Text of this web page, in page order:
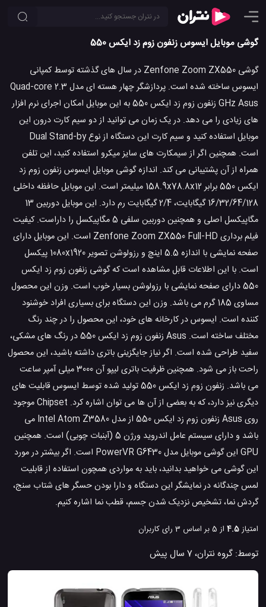
گوشی موبایل ایسوس زنفون زوم زد ایکس 550
گوشی Zenfone Zoom ZX550 در سال های گذشته توسط کمپانی
ایسوس ساخته شده است. پردازشگر چهار هسته ای مدل Quad-core 2.3
GHz Asus زنفون زوم زد ایکس 550 به این موبایل امکان اجرای نرم افزار
های زیادی را می دهد. در یک زمان می توانید از دو سیم کارت درون این
موبایل استفاده کنید و سیم کارت این دستگاه از نوع Dual Stand-by
است. همچنین اگر از سیمکارت های سایز میکرو استفاده کنید، این تلفن
همراه از آن پشتیبانی می کند. اندازه گوشی موبایل ایسوس زنفون زوم زد
ایکس 550 برابر 158.9x78.8x12 میلیمتر است. این موبایل حافظه داخلی
16/32/64/128 گیگابایت، 2/4 گیگابایت رم دارد. این موبایل دوربین 13
مگاپیکسل اصلی و همچنین دوربین سلفی 5 مگاپیکسل را داراست. کیفیت
فیلم برداری Zenfone Zoom ZX550 Full-HD است. این موبایل دارای
صفحه نمایشی با اندازه 5.5 اینچ و رزولوشن تصویر 1080x1920 پیکسل
است. با این اطلاعات قابل مشاهده است که گوشی زنفون زوم زد ایکس
550 دارای صفحه نمایشی با رزولوشن بسیار خوب است. وزن این محصول
مساوی 185 گرم می باشد. وزن این دستگاه برای بسیاری افراد خوشنود
کننده است. ایسوس در کارخانه های خود، این محصول را در چند رنگ
مختلف ساخته است. Asus زنفون زوم زد ایکس 550 در رنگ های مشکی،
سفید طراحی شده است. اگر نیاز جایگزینی باتری داشته باشید، این محصول
راحت باز می شود. همچنین ظرفیت باتری لیپو آن 3000 میلی آمپر ساعت
می باشد. زنفون زوم زد ایکس 550 تولید شده توسط ایسوس قابلیت های
دیگری نیز دارد، که به بعضی از آن ها می توان اشاره کرد. Chipset موجود
روی Asus زنفون زوم زد ایکس 550 از مدل Intel Atom Z3580 می
باشد و دارای سیستم عامل اندروید ورژن 5 (آبنبات چوبی) است. همچنین
GPU این گوشی موبایل مدل PowerVR G6430 است. اگر بیشتر در مورد
این گوشی می خواهید بدانید، باید به مواردی همچون استفاده از قابلیت
لمس چندگانه در نمایشگر این دستگاه و دارا بودن حسگر های شتاب سنج،
گردش نما، تشخیص نزدیک شدن جسم، قطب نما اشاره کنیم.
امتیاز4.5 از 5 بر اساس 3 رای کاربران
توسط: گروه نتران، 7 سال پیش